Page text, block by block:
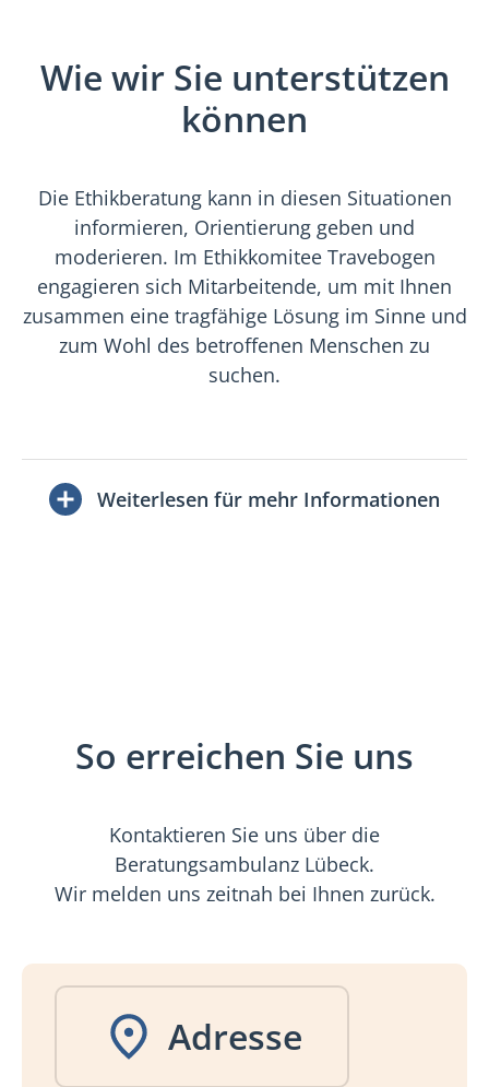
Wie wir Sie unterstützen
können
Die Ethikberatung kann in diesen Situationen
informieren, Orientierung geben und
moderieren. Im Ethikkomitee Travebogen
engagieren sich Mitarbeitende, um mit Ihnen
zusammen eine tragfähige Lösung im Sinne und
zum Wohl des betroffenen Menschen zu
suchen.
Weiterlesen für mehr Informationen
So erreichen Sie uns
Kontaktieren Sie uns über die
Beratungsambulanz Lübeck.
Wir melden uns zeitnah bei Ihnen zurück.
Adresse